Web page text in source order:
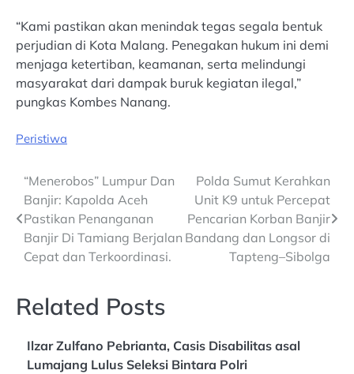
“Kami pastikan akan menindak tegas segala bentuk
perjudian di Kota Malang. Penegakan hukum ini demi
menjaga ketertiban, keamanan, serta melindungi
masyarakat dari dampak buruk kegiatan ilegal,”
pungkas Kombes Nanang.
Peristiwa
Post
navigation
“Menerobos” Lumpur Dan
Banjir: Kapolda Aceh
Pastikan Penanganan
Banjir Di Tamiang Berjalan
Cepat dan Terkoordinasi.
Polda Sumut Kerahkan
Unit K9 untuk Percepat
Pencarian Korban Banjir
Bandang dan Longsor di
Tapteng–Sibolga
Related Posts
Ilzar Zulfano Pebrianta, Casis Disabilitas asal
Lumajang Lulus Seleksi Bintara Polri